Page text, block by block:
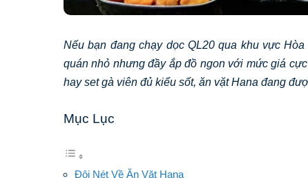
Nếu bạn đang chạy dọc QL20 qua khu vực
quán nhỏ nhưng đầy ắp đồ ngon với mức giá
hay set gà viên đủ kiểu sốt, ăn vặt Hana đang
Mục Lục
Đôi Nét Về Ăn Vặt Hana